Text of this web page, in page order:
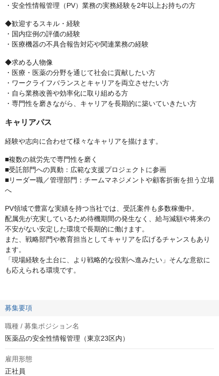
・安全性情報管理（PV）業務の実務経験を2年以上お持ちの方
◆歓迎するスキル・経験
・国内症例の評価の経験
・医療機器の不具合報告対応や関連業務の経験
◆求める人物像
・医療・医薬の分野を通じて社会に貢献したい方
・ワークライフバランスとキャリアを両立させたい方
・自ら業務改善や効率化に取り組める方
・専門性を磨きながら、キャリアを長期的に築いていきたい方
キャリアパス
経験や志向に合わせて様々なキャリアを描けます。
■複数の就労先で専門性を磨く
■受託部門への異動：広範な支援プロジェクトに参画
■リーダー職／管理部門：チームマネジメントや顧客折衝を担う立場
へ
PV領域で豊富な実績を持つ当社では、受託案件も多数稼働中。
配属先が充実しているため待機期間の発生なく、給与減額や将来の
不安がない安定した環境で長期的に働けます。
また、戦略部門や教育担当としてキャリアを広げるチャンスもあり
ます。
「現場経験を土台に、より戦略的な役割へ進みたい」そんな意欲に
も応えられる環境です。
募集要項
職種 / 募集ポジション名
医薬品の安全性情報管理（東京23区内）
雇用形態
正社員